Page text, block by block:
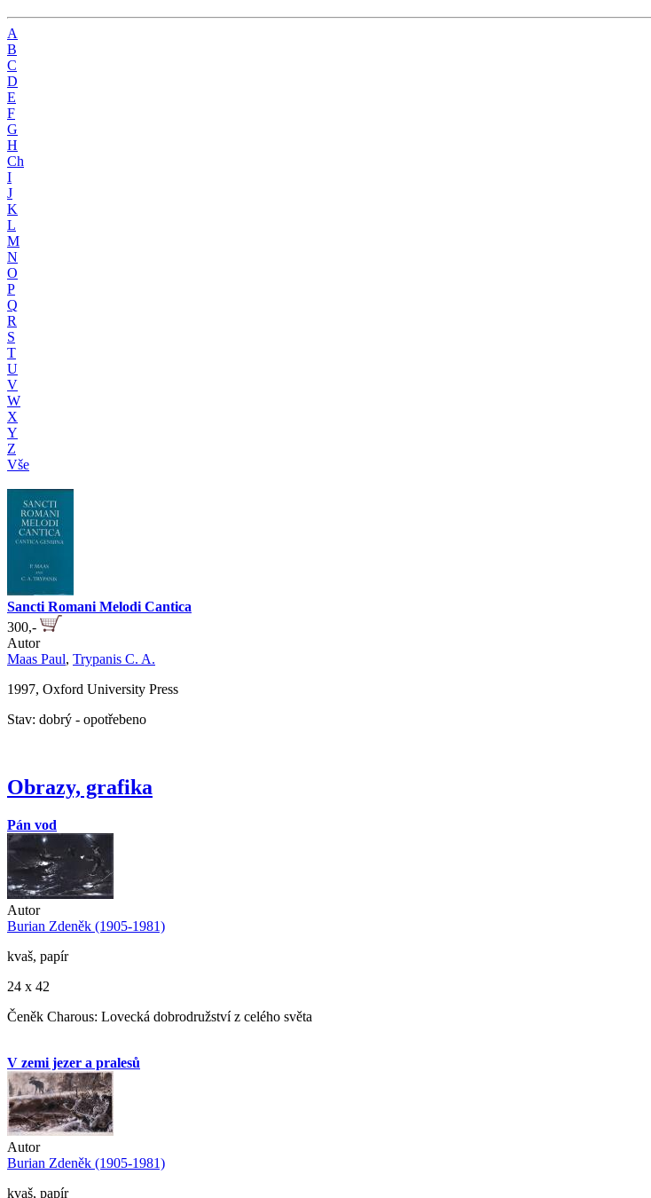
A
B
C
D
E
F
G
H
Ch
I
J
K
L
M
N
O
P
Q
R
S
T
U
V
W
X
Y
Z
Vše
Sancti Romani Melodi Cantica
300,-
Autor
Maas Paul, Trypanis C. A.
1997, Oxford University Press
Stav: dobrý - opotřebeno
Obrazy, grafika
Pán vod
Autor
Burian Zdeněk (1905-1981)
kvaš, papír
24 x 42
Čeněk Charous: Lovecká dobrodružství z celého světa
V zemi jezer a pralesů
Autor
Burian Zdeněk (1905-1981)
kvaš, papír